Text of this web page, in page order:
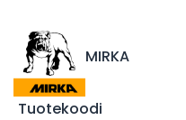
MIRKA
Tuotekoodi